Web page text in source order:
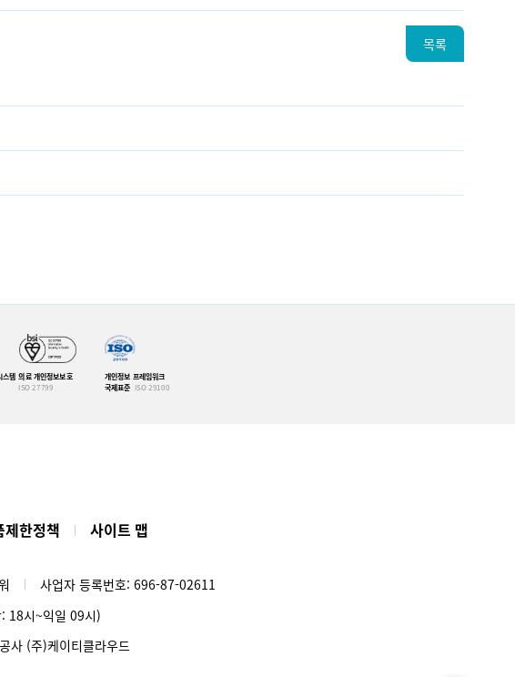
목록
스템 의료 개인정보보호
ISO 27799
개인정보 프레임워크
국제표준 ISO 29100
제한정책 사이트 맵
사업자 등록번호: 696-87-02611
18시~익일 09시)
(주)케이티클라우드